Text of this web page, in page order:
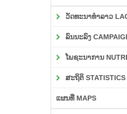
ວັດທະນາທຳລາວ
ລົນນະລົງ
ໂພຊະນາການ
ສະຖິຕິ STATISTICS
ແຜນທີ່ MAPS